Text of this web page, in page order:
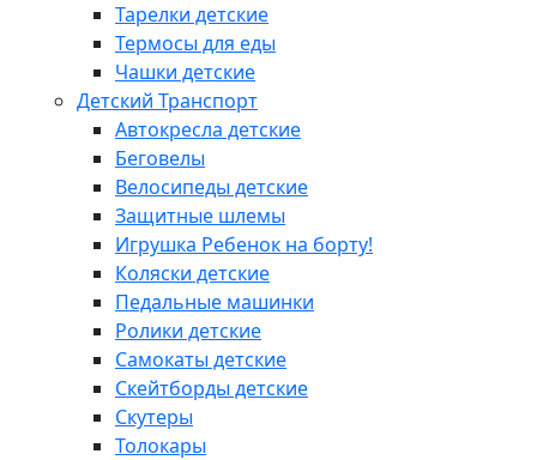
Тарелки детские
Термосы для еды
Чашки детские
Детский Транспорт
Автокресла детские
Беговелы
Велосипеды детские
Защитные шлемы
Игрушка Ребенок на борту!
Коляски детские
Педальные машинки
Ролики детские
Самокаты детские
Скейтборды детские
Скутеры
Толокары